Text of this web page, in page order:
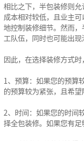
相比之下，半包装修则
成本相对较低，且业主
地控制装修细节。然而
工队伍，同时也可能出现
因此，在选择装修方式时
1、预算：如果您的预算
的预算较为紧张，且希望
2、时间：如果您的时间
择全包装修。如果您有足